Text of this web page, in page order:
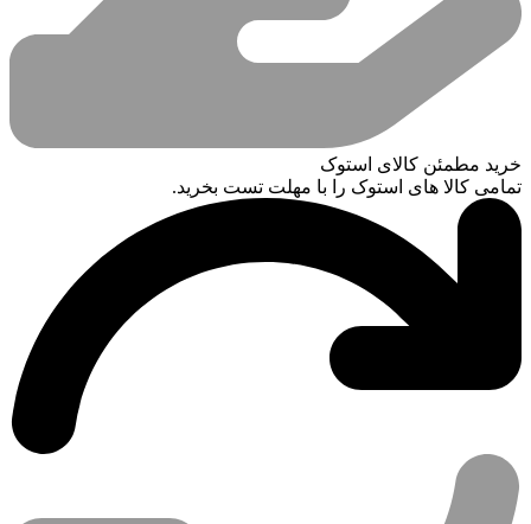
خرید مطمئن کالای استوک
تمامی کالا های استوک را با مهلت تست بخرید.